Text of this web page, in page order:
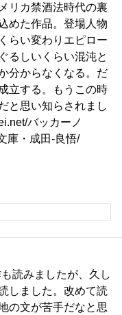
リカ禁酒法時代の裏
めた作品。登場人物
らい変わりエピロー
るしいくらい混沌と
分からなくなる。だ
立する。もうこの時
と思い知らされまし
バッカーノ
庫・成田-良悟/
読みましたが、久し
しました。改めて読
の文が苦手だなと思